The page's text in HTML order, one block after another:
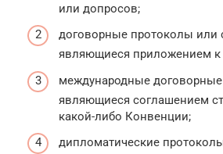
или допросов;
договорные протоколы или
являющиеся приложением к
международные
являющиеся соглашением
какой-либо Конвенции;
дипломатические